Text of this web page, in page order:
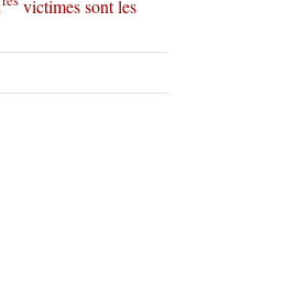
victimes sont les